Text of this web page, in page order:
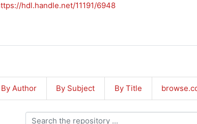
hdl.handle.net/11191/6948
By Author By Subject By Title